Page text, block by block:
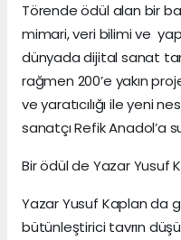
Törende ödül alan bir
mimari, veri bilimi ve
dünyada dijital sanat
rağmen 200’e yakın
ve yaratıcılığı ile yeni
sanatçı Refik Anadol’a
Bir ödül de Yazar Yusuf
Yazar Yusuf Kaplan da
bütünleştirici tavrın